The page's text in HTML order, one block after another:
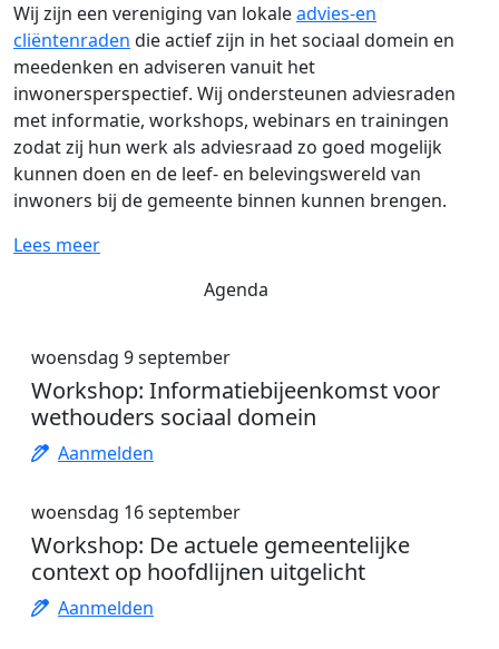
Wij zijn een vereniging van lokaleadvies-en
cliëntenraden die actief zijn in het sociaal domein en
meedenken en adviseren vanuit het
inwonersperspectief. Wij ondersteunen adviesraden
met informatie, workshops, webinars en trainingen
zodat zij hun werk als adviesraad zo goed mogelijk
kunnen doen en de leef- en belevingswereld van
inwoners bij de gemeente binnen kunnen brengen.
Lees meer
Agenda
woensdag 9 september
Workshop: Informatiebijeenkomst voor
wethouders sociaal domein
Aanmelden
woensdag 16 september
Workshop: De actuele gemeentelijke
context op hoofdlijnen uitgelicht
Aanmelden